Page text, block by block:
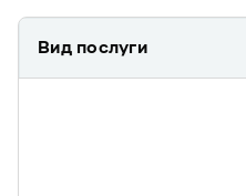
Вид послуги